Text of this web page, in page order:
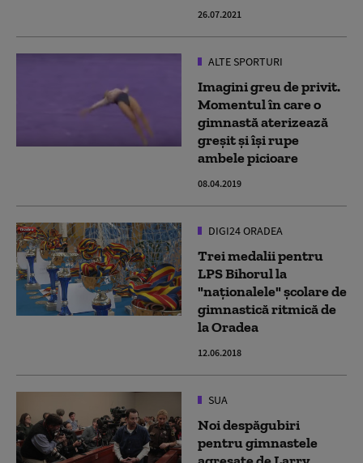
26.07.2021
ALTE SPORTURI
Imagini greu de privit.
Momentul în care o
gimnastă aterizează
greșit și își rupe
ambele picioare
08.04.2019
DIGI24 ORADEA
Trei medalii pentru
LPS Bihorul la
"naţionalele" şcolare de
gimnastică ritmică de
la Oradea
12.06.2018
SUA
Noi despăgubiri
pentru gimnastele